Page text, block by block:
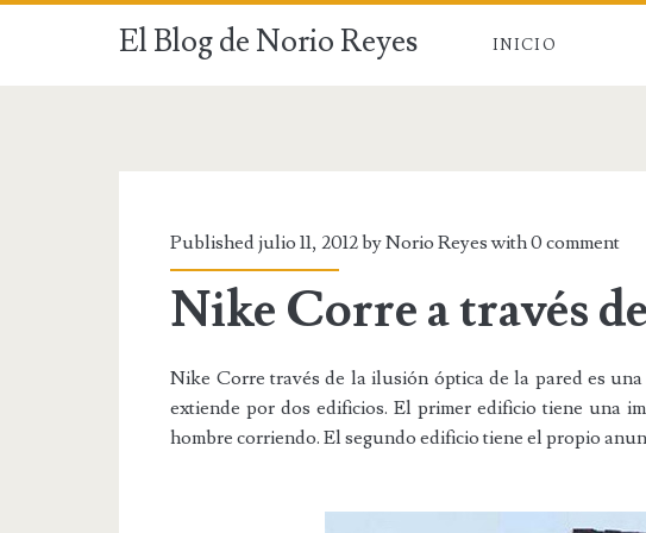
El Blog de Norio Reyes INICIO
Published julio 11, 2012 by Norio Reyes with0 comment
Nike Corre a través
Nike Corre través de la ilusión óptica de la pared es
extiende por dos edificios. El primer edificio tiene una
hombre corriendo. El segundo edificio tiene el propio